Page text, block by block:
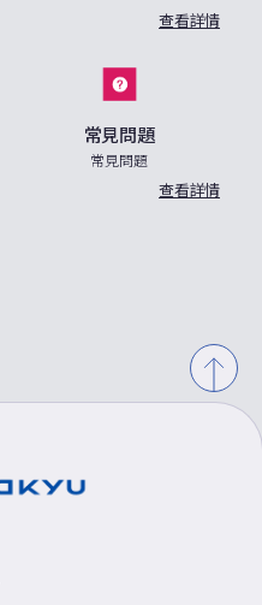
查看詳情
常見問題
常見問題
查看詳情